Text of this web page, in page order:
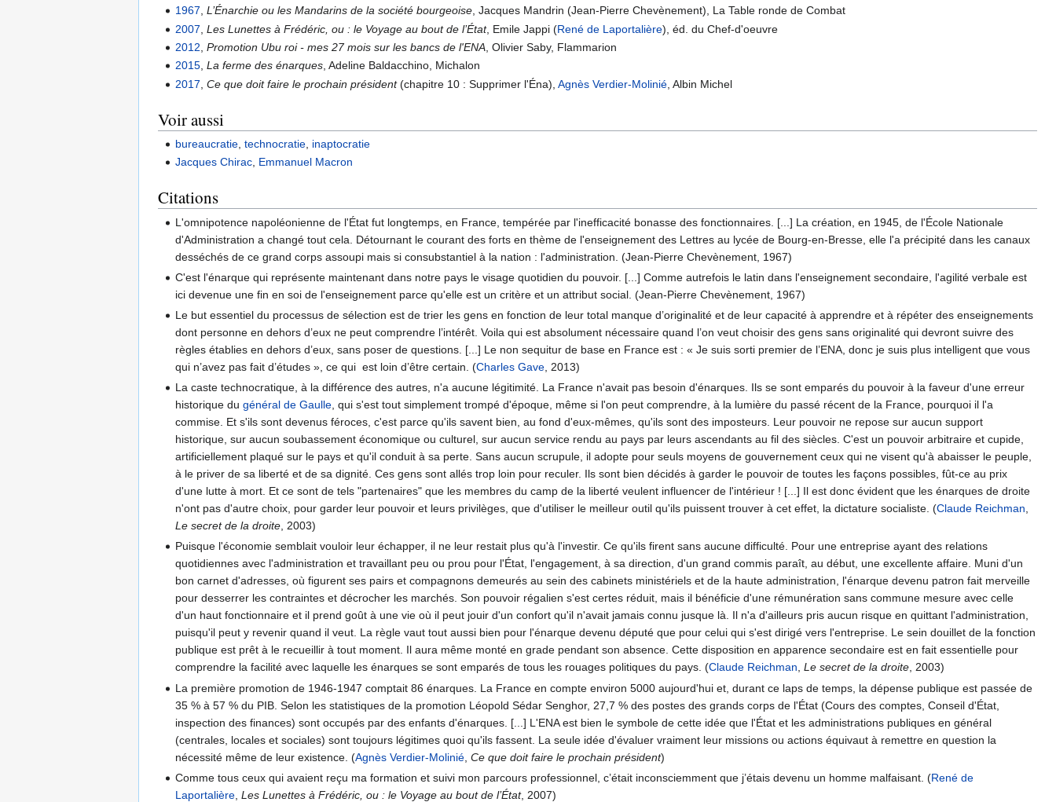
1967 ,L’Énarchie ou les Mandarins de la société bourgeoise , Jacques Mandrin (Jean-Pierre Chevènement), La Table ronde de Combat
2007 ,Les Lunettes à Frédéric, ou : le Voyage au bout de l’État, Emile Jappi (René de Laportalière), éd. du Chef-d'oeuvre
2012 ,Promotion Ubu roi - mes 27 mois sur les bancs de l'ENA , Olivier Saby, Flammarion
2015,La ferme des énarques, Adeline Baldacchino, Michalon
2017 ,Ce que doit faire le prochain président(chapitre 10 : Supprimer l'Éna),Agnès Verdier-Molinié , Albin Michel
Voir aussi
bureaucratie ,technocratie inaptocratie
Jacques Chirac, Emmanuel Macron
Citations
L'omnipotence napoléonienne de l'État fut longtemps, en France, tempérée par l'inefficacité bonasse des fonctionnaires. [...] La création, en 1945, de l'École Nationale
d'Administration a changé tout cela. Détournant le courant des forts en thème de l'enseignement des Lettres au lycée de Bourg-en-Bresse, elle l'a précipité dans les canaux
desséchés de ce grand corps assoupi mais si consubstantiel à la nation : l'administration. (Jean-Pierre Chevènement, 1967)
C'est l'énarque qui représente maintenant dans notre pays le visage quotidien du pouvoir. [...] Comme autrefois le latin dans l'enseignement secondaire, l'agilité verbale est
ici devenue une fin en soi de l'enseignement parce qu'elle est un critère et un attribut social. (Jean-Pierre Chevènement, 1967)
Le but essentiel du processus de sélection est de trier les gens en fonction de leur total manque d’originalité et de leur capacité à apprendre et à répéter des enseignements
dont personne en dehors d’eux ne peut comprendre l’intérêt. Voila qui est absolument nécessaire quand l’on veut choisir des gens sans originalité qui devront suivre des
règles établies en dehors d’eux, sans poser de questions. [...] Le non sequitur de base en France est : « Je suis sorti premier de l’ENA, donc je suis plus intelligent que vous
qui n’avez pas fait d’études », ce qui est loin d’être certain. (Charles Gave , 2013)
La caste technocratique, à la différence des autres, n'a aucune légitimité. La France n'avait pas besoin d'énarques. Ils se sont emparés du pouvoir à la faveur d'une erreur
historique dugénéral de Gaulle , qui s'est tout simplement trompé d'époque, même si l'on peut comprendre, à la lumière du passé récent de la France, pourquoi il l'a
commise. Et s'ils sont devenus féroces, c'est parce qu'ils savent bien, au fond d'eux-mêmes, qu'ils sont des imposteurs. Leur pouvoir ne repose sur aucun support
historique, sur aucun soubassement économique ou culturel, sur aucun service rendu au pays par leurs ascendants au fil des siècles. C'est un pouvoir arbitraire et cupide,
artificiellement plaqué sur le pays et qu'il conduit à sa perte. Sans aucun scrupule, il adopte pour seuls moyens de gouvernement ceux qui ne visent qu'à abaisser le peuple,
à le priver de sa liberté et de sa dignité. Ces gens sont allés trop loin pour reculer. Ils sont bien décidés à garder le pouvoir de toutes les façons possibles, fût-ce au prix
d'une lutte à mort. Et ce sont de tels "partenaires" que les membres du camp de la liberté veulent influencer de l'intérieur ! [...] Il est donc évident que les énarques de droite
n'ont pas d'autre choix, pour garder leur pouvoir et leurs privilèges, que d'utiliser le meilleur outil qu'ils puissent trouver à cet effet, la dictature socialiste. (Claude Reichman
Le secret de la droite , 2003)
Puisque l'économie semblait vouloir leur échapper, il ne leur restait plus qu'à l'investir. Ce qu'ils firent sans aucune difficulté. Pour une entreprise ayant des relations
quotidiennes avec l'administration et travaillant peu ou prou pour l'État, l'engagement, à sa direction, d'un grand commis paraît, au début, une excellente affaire. Muni d'un
bon carnet d'adresses, où figurent ses pairs et compagnons demeurés au sein des cabinets ministériels et de la haute administration, l'énarque devenu patron fait merveille
pour desserrer les contraintes et décrocher les marchés. Son pouvoir régalien s'est certes réduit, mais il bénéficie d'une rémunération sans commune mesure avec celle
d'un haut fonctionnaire et il prend goût à une vie où il peut jouir d'un confort qu'il n'avait jamais connu jusque là. Il n'a d'ailleurs pris aucun risque en quittant l'administration,
puisqu'il peut y revenir quand il veut. La règle vaut tout aussi bien pour l'énarque devenu député que pour celui qui s'est dirigé vers l'entreprise. Le sein douillet de la fonction
publique est prêt à le recueillir à tout moment. Il aura même monté en grade pendant son absence. Cette disposition en apparence secondaire est en fait essentielle pour
comprendre la facilité avec laquelle les énarques se sont emparés de tous les rouages politiques du pays. (Claude Reichman,Le secret de la droite, 2003)
La première promotion de 1946-1947 comptait 86 énarques. La France en compte environ 5000 aujourd'hui et, durant ce laps de temps, la dépense publique est passée de
35 % à 57 % du PIB. Selon les statistiques de la promotion Léopold Sédar Senghor, 27,7 % des postes des grands corps de l'État (Cours des comptes, Conseil d'État,
inspection des finances) sont occupés par des enfants d'énarques. [...] L'ENA est bien le symbole de cette idée que l'État et les administrations publiques en général
(centrales, locales et sociales) sont toujours légitimes quoi qu'ils fassent. La seule idée d'évaluer vraiment leur missions ou actions équivaut à remettre en question la
nécessité même de leur existence. (Agnès Verdier-Molinié ,Ce que doit faire le prochain président)
Comme tous ceux qui avaient reçu ma formation et suivi mon parcours professionnel, c’était inconsciemment que j’étais devenu un homme malfaisant. (René de
Laportalière ,Les Lunettes à Frédéric, ou : le Voyage au bout de l’État, 2007)